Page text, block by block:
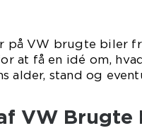
på VW brugte biler
at få en idé om,
alder, stand og
VW Brugte